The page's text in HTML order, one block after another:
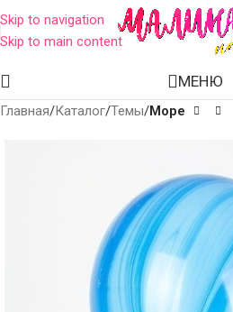
Skip to navigation
Skip to main content
МЕНЮ
Главная Каталог Темы Море